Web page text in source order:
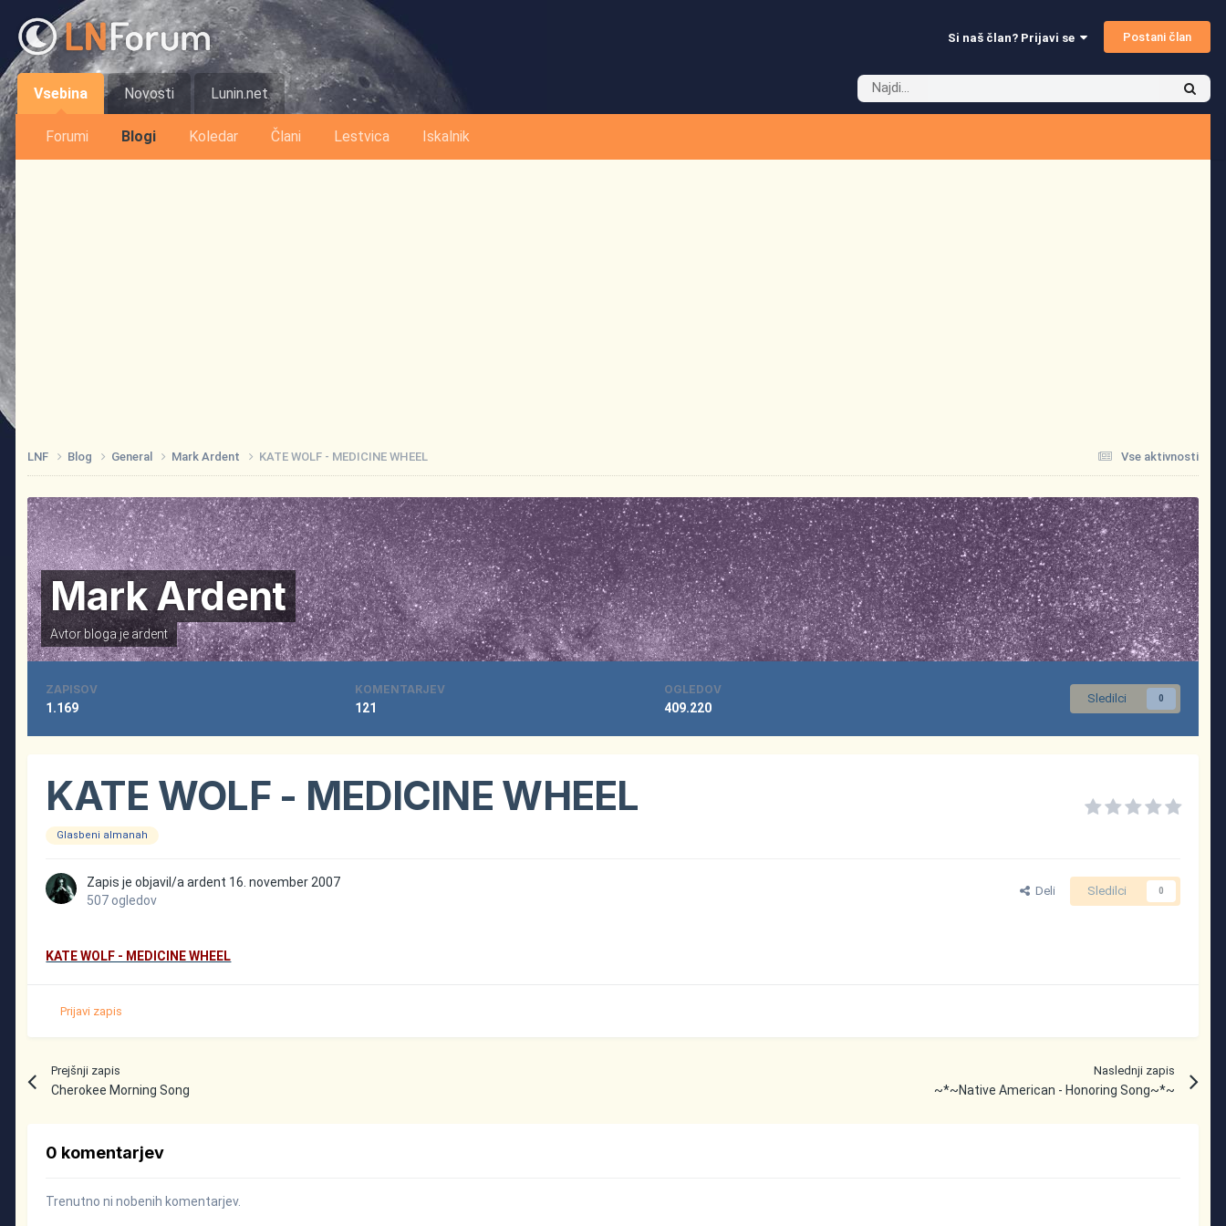
Si naš član? Prijavi se Postani član
Vsebina
Forumi Blogi Koledar Člani Lestvica Iskalnik
Novosti Lunin.net
Vse aktivnosti
LNF Blog General Mark Ardent KATE WOLF - MEDICINE WHEEL
Mark Ardent
Avtor bloga jeardent
Sledilci 0
ZAPISOV
1.169
KOMENTARJEV
121
OGLEDOV
409.220
KATE WOLF - MEDICINE WHEEL
Glasbeni almanah
Zapis je objavil/aardent 16. november 2007
507 ogledov
Deli Sledilci 0
KATE WOLF - MEDICINE WHEEL
Prijavi zapis
Prejšnji zapis
Cherokee Morning Song
Naslednji zapis
~*~Native American - Honoring Song~*~
0 komentarjev
Trenutno ni nobenih komentarjev.